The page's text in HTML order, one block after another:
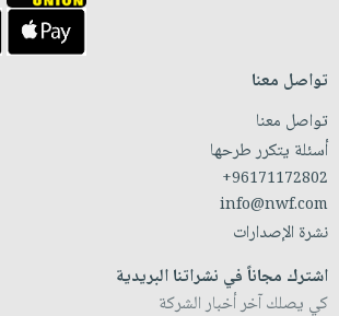
تواصل معنا
تواصل معنا
أسئلة يتكرر طرحها
+96171172802
info@nwf.com
نشرة الإصدارات
اشترك مجاناً في نشراتنا البريدية
كي يصلك آخر أخبار الشركة